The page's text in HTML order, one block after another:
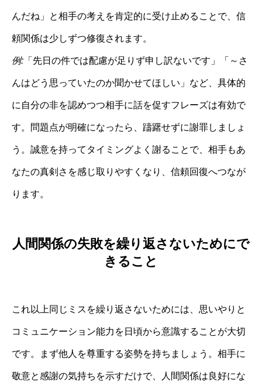
んだね」と相手の考えを肯定的に受け止めることで、信
頼関係は少しずつ修復されます。
例: 「先日の件では配慮が足りず申し訳ないです」「～さ
んはどう思っていたのか聞かせてほしい」など、具体的
に自分の非を認めつつ相手に話を促すフレーズは有効で
す。問題点が明確になったら、躊躇せずに謝罪しましょ
う。誠意を持ってタイミングよく謝ることで、相手もあ
なたの真剣さを感じ取りやすくなり、信頼回復へつなが
ります。
人間関係の失敗を繰り返さないためにで
きること
これ以上同じミスを繰り返さないためには、思いやりと
コミュニケーション能力を日頃から意識することが大切
です。まず他人を尊重する姿勢を持ちましょう。相手に
敬意と感謝の気持ちを示すだけで、人間関係は良好にな